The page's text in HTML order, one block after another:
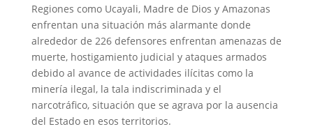
Regiones como Ucayali, Madre de Dios y Amazonas
enfrentan una situación más alarmante donde
alrededor de 226 defensores enfrentan amenazas de
muerte, hostigamiento judicial y ataques armados
debido al avance de actividades ilícitas como la
minería ilegal, la tala indiscriminada y el
narcotráfico, situación que se agrava por la ausencia
del Estado en esos territorios.